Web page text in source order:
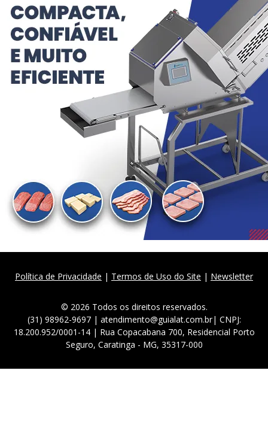
Política de Privacidade | Termos de Uso do Site | Newsletter
© 2026 Todos os direitos reservados.
(31) 98962-9697 | atendimento@guialat.com.br| CNPJ:
18.200.952/0001-14 | Rua Copacabana 700, Residencial Porto
Seguro, Caratinga - MG, 35317-000